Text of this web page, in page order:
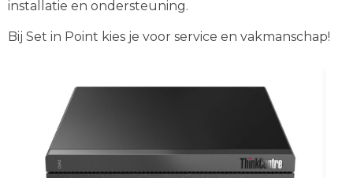
installatie en ondersteuning.
Bij Set in Point kies je voor service en vakmanschap!